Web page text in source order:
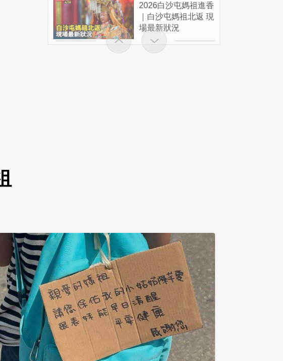
2026白沙屯媽祖進香
｜白沙屯媽祖北返 現
場最新狀況